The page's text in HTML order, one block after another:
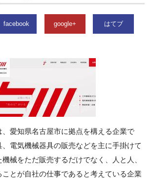
facebook google+ はてブ
愛知県名古屋市に拠点を構える企業で
電気機械器具の販売などを主に手掛けて
械をただ販売するだけでなく、人と人、
とが自社の仕事であると考えている企業